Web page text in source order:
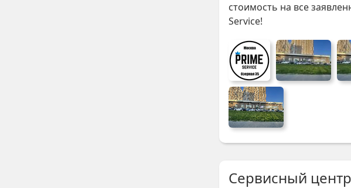
стоимость на все
Service!
Сервисный